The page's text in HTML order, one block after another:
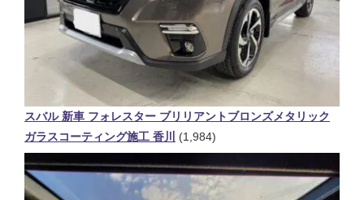
スバル 新車 フォレスター ブリリアントブロンズメタリック
ガラスコーティング施工 香川
(1,984)